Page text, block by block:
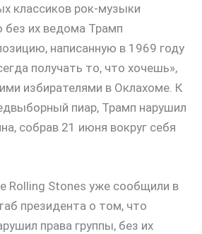
классиков рок-музыки
без их ведома Трамп
написанную в 1969 году
получать то, что хочешь»,
избирателями в Оклахоме. К
пиар, Трамп нарушил
собрав 21 июня вокруг себя
Rolling Stones уже сообщили в
президента о том, что
права группы, без их